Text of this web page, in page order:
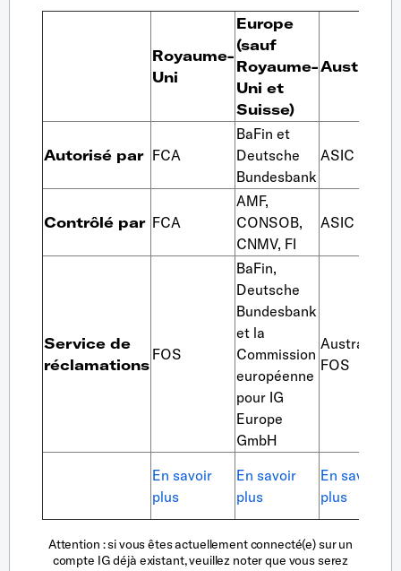
Royaume-
Uni
Europe
(sauf
Royaume-
Uni et
Suisse)
Australie
Autorisé par FCA
BaFin et
Deutsche
Bundesbank
ASIC
Contrôlé par FCA
AMF,
CONSOB,
CNMV, FI
ASIC
Service de
réclamations
FOS
BaFin,
Deutsche
Bundesbank
et la
Commission
européenne
pour IG
Europe
GmbH
Australian
FOS
En savoir
plus
En savoir
plus
En savoir
plus
Attention : si vous êtes actuellement connecté(e) sur un
compte IG déjà existant, veuillez noter que vous serez